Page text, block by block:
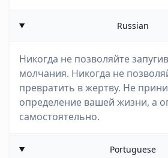
Russian
Никогда не позволяйте
молчания. Никогда не
превратить в жертву. Не
определение вашей жизни, а
самостоятельно.
Portuguese